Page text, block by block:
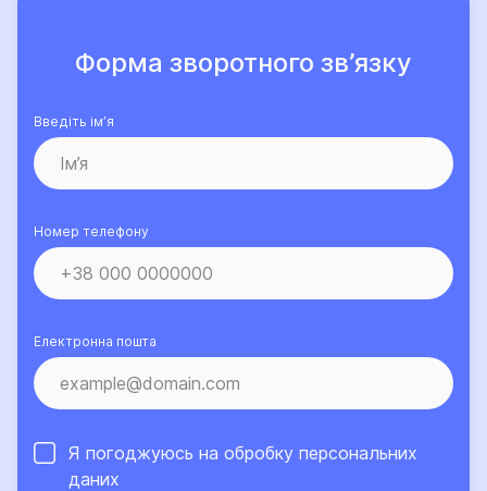
Форма зворотного зв’язку
Введіть ім’я
Номер телефону
Електронна пошта
Я погоджуюсь на обробку персональних
даних